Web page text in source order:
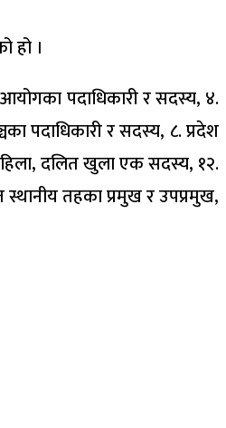
हो ।
पदाधिकारी र सदस्य, ४.
पदाधिकारी र सदस्य, ८. प्रदेश
दलित खुला एक सदस्य, १२.
तहका प्रमुख र उपप्रमुख,